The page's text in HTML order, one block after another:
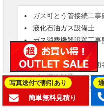
ガス可とう管接続工事
液化石油ガス設備士
ガス消費機器設置工事
第二種電気工事士
給水装置工事主任技術
ガス機器設置スペシャ
２級管工事施工管理技
簡易内管施工士
写真送付で割引あり
簡単無料見積り